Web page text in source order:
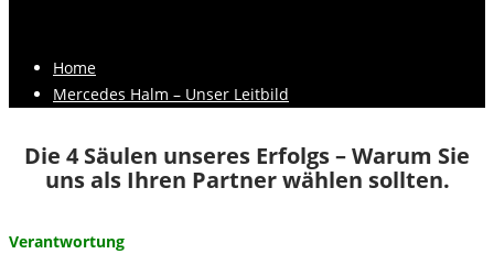
Home
Mercedes Halm – Unser Leitbild
Die 4 Säulen unseres Erfolgs – Warum Sie
uns als Ihren Partner wählen sollten.
Verantwortung